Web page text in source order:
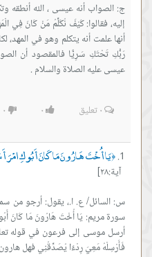
ج: الصواب أنه عيسى ، الله أنطقه
إليه، فقالوا: كَيْفَ نُكَلِّمُ مَنْ كَانَ فِي
أنها علمت أنه يتكلم وهو في المهد،
رَبُّكِ تَحْتَكِ سَرِيًّا فالمقصود أن
عيسى عليه الصلاة والسلام .
٠تعليق ٠ ٠
﴿يَا أُخْتَ هَارُونَ مَا كَانَ أَبُوكِ امْرَأَ
آية:٢٨]
س: السائل/ ع. ا.، يقول: أرجو من
سورة مريم: يَا أُخْتَ هَارُونَ مَا كَانَ
أرسل موسى إلى فرعون في قوله